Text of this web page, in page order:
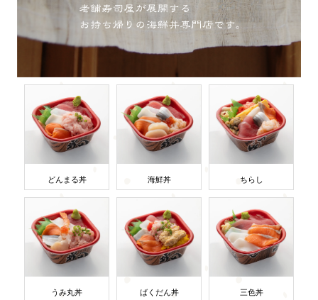
どんまる丼 海鮮丼 ちらし
うみ丸丼 ばくだん丼 三色丼